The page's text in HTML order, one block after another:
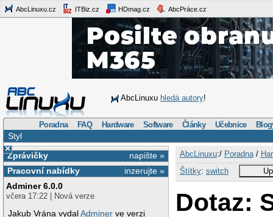
AbcLinuxu.cz ITBiz.cz HDmag.cz AbcPráce.cz
AbcLinuxu hledá autory!
Poradna FAQ Hardware Software Články Učebnice
Styl
×
napište »
Zprávičky
inzerujte »
Pracovní nabídky
Adminer 6.0.0
včera 17:22 | Nová verze
Jakub Vrána vydalAdminer ve verzi
AbcLinuxu:/ Poradna/
Štítky: switch
Dotaz: